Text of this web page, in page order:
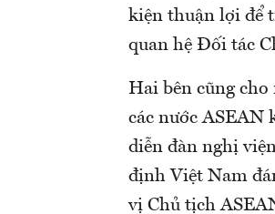
kiện thuận lợi để
quan hệ Đối tác
Hai bên cũng
các nước ASEAN
diễn đàn nghị
định Việt Nam
vị Chủ tịch